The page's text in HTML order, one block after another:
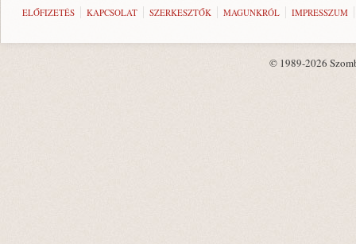
ELŐFIZETÉS KAPCSOLAT SZERKESZTŐK MAGUNKRÓL IMPRESSZUM
© 1989-2026